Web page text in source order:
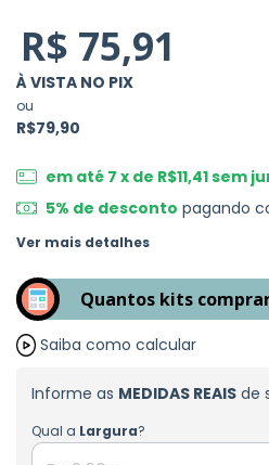
R$ 75,91
À VISTA NO PIX
ou
R$79,90
em até 7 x de R$11,41sem
5% de desconto pagando
Ver mais detalhes
Quantos kits
Saiba como calcular
Informe as MEDIDAS REAIS de
Qual a Largura?